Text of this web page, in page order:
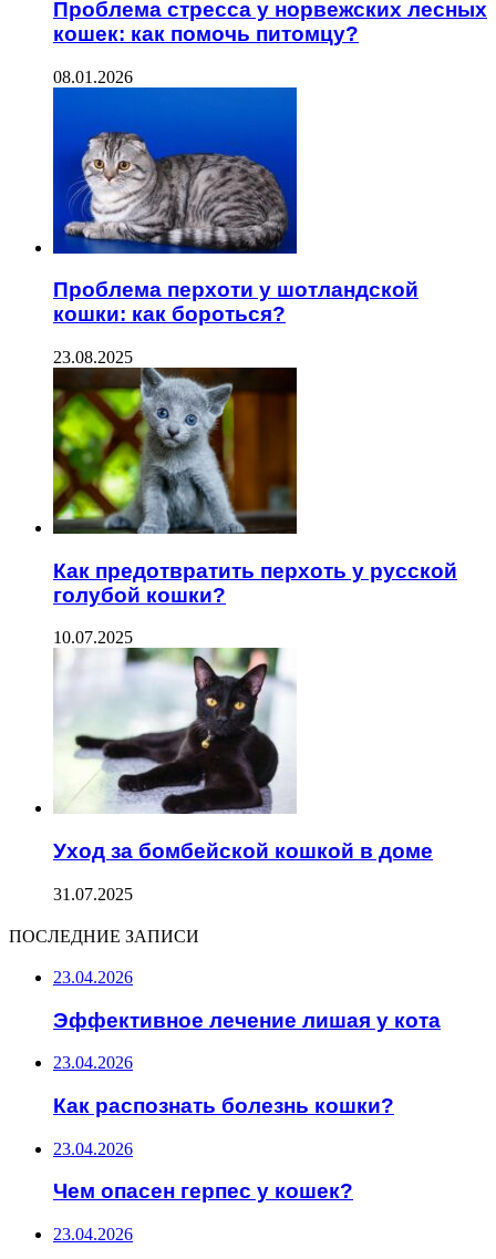
Проблема стресса у норвежских лесных
кошек: как помочь питомцу?
08.01.2026
Проблема перхоти у шотландской
кошки: как бороться?
23.08.2025
Как предотвратить перхоть у русской
голубой кошки?
10.07.2025
Уход за бомбейской кошкой в доме
31.07.2025
ПОСЛЕДНИЕ ЗАПИСИ
23.04.2026
Эффективное лечение лишая у кота
23.04.2026
Как распознать болезнь кошки?
23.04.2026
Чем опасен герпес у кошек?
23.04.2026